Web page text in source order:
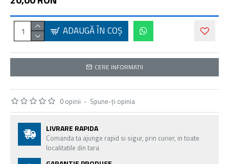
0 opinii - Spune-ţi opinia
ADAUGĂ ÎN COŞ
CERE INFORMATII
LIVRARE RAPIDA
Comanda ta ajunge rapid si sigur, prin curier, in toate
localitatile din tara